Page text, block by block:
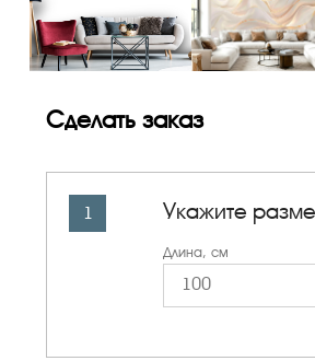
Сделать заказ
1 Укажите
Длина, см